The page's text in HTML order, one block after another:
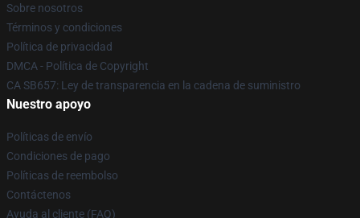
Sobre nosotros
Términos y condiciones
Política de privacidad
DMCA - Política de Copyright
CA SB657: Ley de transparencia en la cadena de suministro
Nuestro apoyo
Políticas de envío
Condiciones de pago
Políticas de reembolso
Contáctenos
Ayuda al cliente (FAQ)